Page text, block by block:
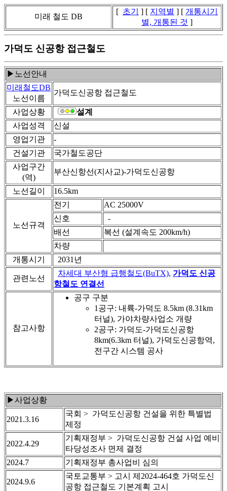
미래 철도 DB
[ 초기 ] [ 지역별 ] [ 개통시기
별, 개통된 것 ]
가덕도 신공항 접근철도
▶노선안내
미래철도DB
노선이름
가덕도신공항 접근철도
사업상황
설계
사업성격
신설
영업기관
-
건설기관
국가철도공단
사업구간
(역)
부산신항선(지사교)-가덕도신공항
노선길이 16.5km
노선규격
전기
AC 25000V
신호
-
배선
복선 (설계속도 200km/h)
차량
개통시기
2031년
관련노선
차세대 부산형 급행철도(BuTX), 가덕도 신공
항철도 연결선
참고사항
공구 구분
1공구: 내륙-가덕도 8.5km (8.31km
터널), 가야차량사업소 개량
2공구: 가덕도-가덕도신공항
8km(6.3km 터널), 가덕도신공항역,
전구간 시스템 공사
▶사업상황
2021.3.16
국회 > 가덕도신공항 건설을 위한 특별법
제정
2022.4.29
기획재정부 > 가덕도신공항 건설 사업 예비
타당성조사 면제 결정
2024.7
기획재정부 총사업비 심의
2024.9.6
국토교통부 > 고시 제2024-464호 가덕도신
공항 접근철도 기본계획 고시